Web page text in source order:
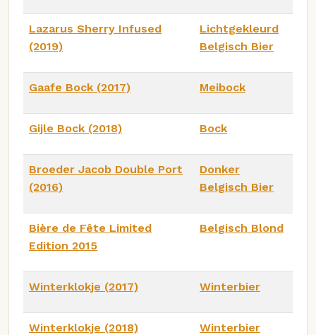
Lazarus Sherry Infused
(2019)
Lichtgekleurd
Belgisch Bier
Gaafe Bock (2017) Meibock
Gijle Bock (2018) Bock
Broeder Jacob Double Port
(2016)
Donker
Belgisch Bier
Bière de Fête Limited
Edition 2015
Belgisch Blond
Winterklokje (2017) Winterbier
Winterklokje (2018) Winterbier